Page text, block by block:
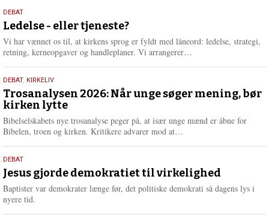
e
r
e
10.
juni
2026
DEBAT
Ledelse - eller tjeneste?
Vi har vænnet os til, at kirkens sprog er fyldt med låneord: ledelse, strategi,
retning, kerneopgaver og handleplaner. Vi arrangerer…
e
2.
juni
2026
DEBAT, KIRKELIV
Trosanalysen 2026: Når unge søger mening, bør
kirken lytte
Bibelselskabets nye trosanalyse peger på, at især unge mænd er åbne for
Bibelen, troen og kirken. Kritikere advarer mod at…
e
r
e
18.
maj
2026
DEBAT
Jesus gjorde demokratiet til virkelighed
Baptister var demokrater længe før, det politiske demokrati så dagens lys i
nyere tid.